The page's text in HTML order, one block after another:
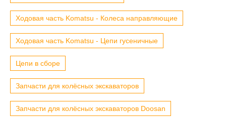
Ходовая часть Komatsu - Колеса направляющие
Ходовая часть Komatsu - Цепи гусеничные
Цепи в сборе
Запчасти для колёсных экскаваторов
Запчасти для колёсных экскаваторов Doosan